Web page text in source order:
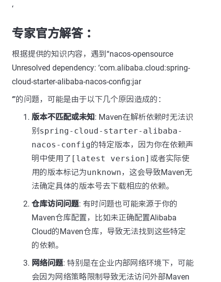
‘
专家官方解答 ：
根据提供的知识内容，遇到“nacos-opensource
Unresolved dependency: ‘com.alibaba.cloud:spring-
cloud-starter-alibaba-nacos-config:jar
‘”的问题，可能是由于以下几个原因造成的：
版本不匹配或未知: Maven在解析依赖时无法识
别 spring-cloud-starter-alibaba-
nacos-config的特定版本，因为你在依赖声
明中使用了 [latest version] 或者实际使
用的版本标记为unknown，这会导致Maven无
法确定具体的版本号去下载相应的依赖。
仓库访问问题: 有时问题也可能来源于你的
Maven仓库配置，比如未正确配置Alibaba
Cloud的Maven仓库，导致无法找到这些特定
的依赖。
网络问题: 特别是在企业内部网络环境下，可能
会因为网络策略限制导致无法访问外部Maven